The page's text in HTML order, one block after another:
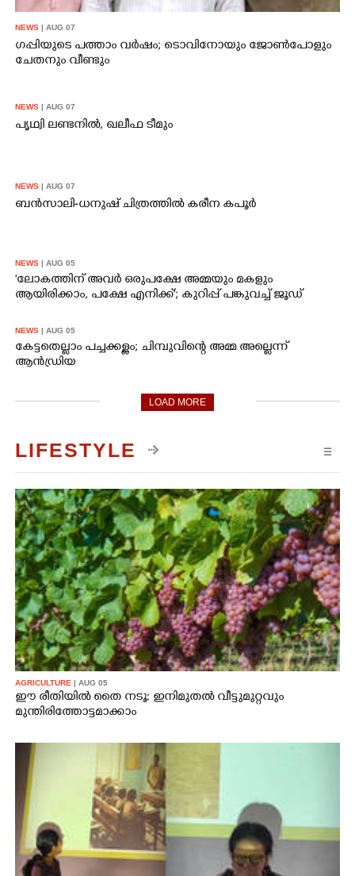
NEWS | AUG 07
ഗപ്പിയുടെ പത്താം വർഷം;​ ടൊവിനോയും ജോൺപോളും
ചേതനും വീണ്ടും
NEWS | AUG 07
പൃഥ്വി ലണ്ടനിൽ, ഖലീഫ ടീമും
NEWS | AUG 07
ബൻസാലി-ധനുഷ് ചിത്രത്തിൽ കരീന കപൂർ
NEWS | AUG 05
'ലോകത്തിന് അവർ ഒരുപക്ഷേ അമ്മയും മകളും
ആയിരിക്കാം, പക്ഷേ എനിക്ക്'; കുറിപ്പ് പങ്കുവച്ച് ജൂഡ്
NEWS | AUG 05
കേട്ടതെല്ലാം പച്ചക്കള്ളം; ചിമ്പുവിന്റെ അമ്മ അല്ലെന്ന്
ആൻഡ്രിയ
LOAD MORE
LIFESTYLE ☰
AGRICULTURE | AUG 05
ഈ രീതിയിൽ തൈ നടൂ: ഇനിമുതൽ വീട്ടുമുറ്റവും
മുന്തിരിത്തോട്ടമാക്കാം